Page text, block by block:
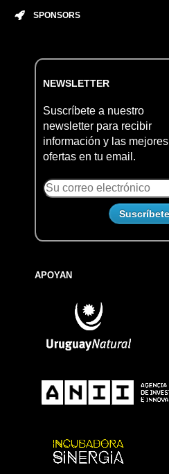
SPONSORS
NEWSLETTER
Suscríbete a nuestro
newsletter para recibir
información y las mejores
ofertas en tu email.
APOYAN